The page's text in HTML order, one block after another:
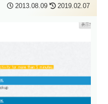
2013.08.09 2019.02.07